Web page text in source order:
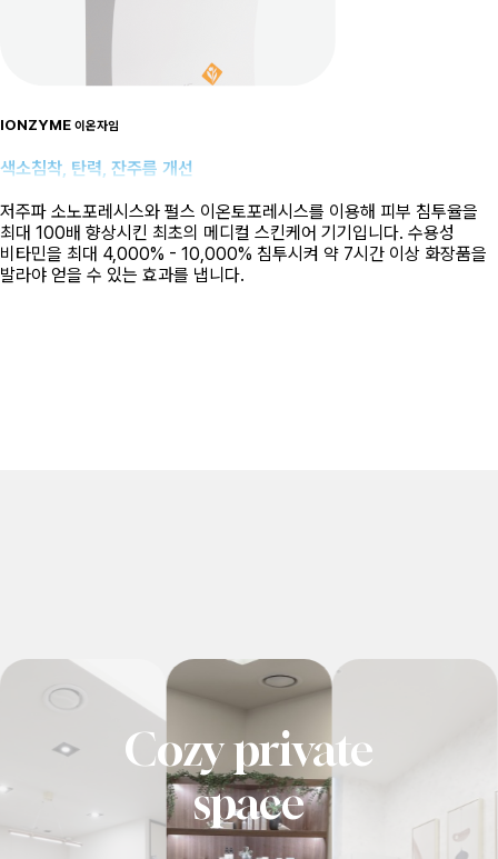
IONZYME 이온자임
색소침착, 탄력, 잔주름 개선
저주파 소노포레시스와 펄스 이온토포레시스를 이용해 피부 침투율을
최대 100배 향상시킨 최초의 메디컬 스킨케어 기기입니다. 수용성
비타민을 최대 4,000% - 10,000% 침투시켜 약 7시간 이상 화장품을
발라야 얻을 수 있는 효과를 냅니다.
Cozy private
space